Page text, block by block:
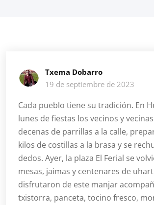
Txema Dobarro
19 de septiembre de 2023
Cada pueblo tiene su tradición. En
lunes de fiestas los vecinos y
decenas de parrillas a la calle,
kilos de costillas a la brasa y se
dedos. Ayer, la plaza El Ferial se
mesas, jaimas y centenares de
disfrutaron de este manjar
txistorra, panceta, tocino fresco,